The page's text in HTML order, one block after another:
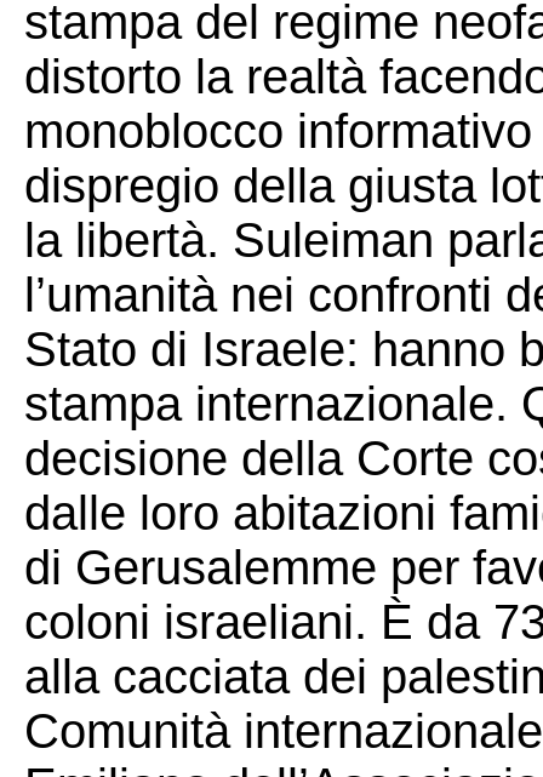
stampa del regime
distorto la realtà
monoblocco
dispregio della giusta
la libertà. Suleiman
l’umanità nei confronti
Stato di Israele: hanno
stampa internazionale.
decisione della Corte
dalle loro abitazioni
di Gerusalemme per
coloni israeliani. È da
alla cacciata dei
Comunità